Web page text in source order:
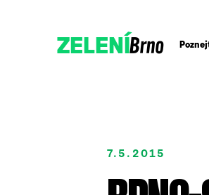
ZELENÍBrno
Podpořte nás darem
7.5.2015